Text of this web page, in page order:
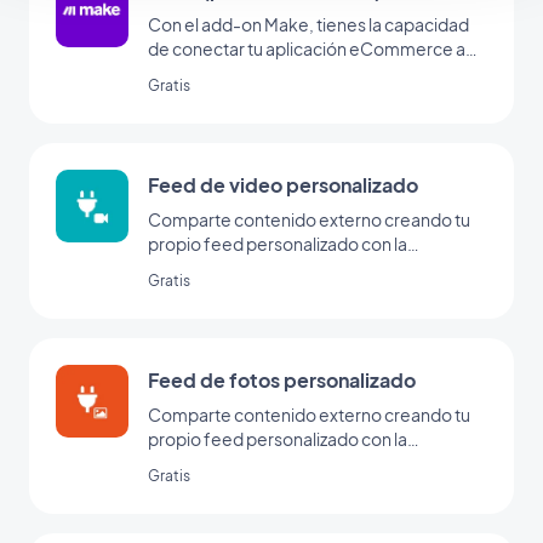
Con el add-on Make, tienes la capacidad
de conectar tu aplicación eCommerce a
on perfecto para configurar
Gratis
Feed de video personalizado
Comparte contenido externo creando tu
propio feed personalizado con la
Gratis
Feed de fotos personalizado
Comparte contenido externo creando tu
propio feed personalizado con la
Gratis